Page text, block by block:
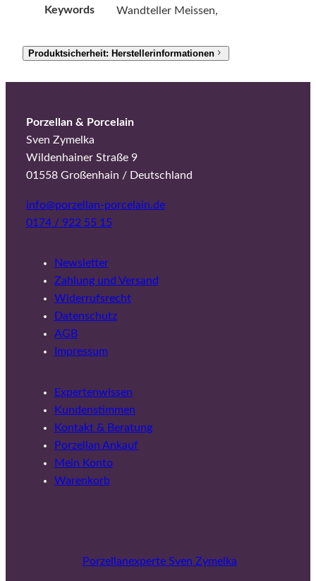
Keywords Wandteller Meissen,
Produktsicherheit: Herstellerinformationen
Porzellan & Porcelain
Sven Zymelka
Wildenhainer Straße 9
01558 Großenhain / Deutschland
info@porzellan-porcelain.de
0174 / 922 55 15
Newsletter
Zahlung und Versand
Widerrufsrecht
Datenschutz
AGB
Impressum
Expertenwissen
Kundenstimmen
Kontakt & Beratung
Porzellan Ankauf
Mein Konto
Warenkorb
Porzellanexperte Sven Zymelka